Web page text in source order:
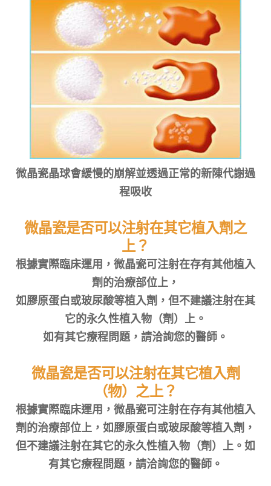
微晶瓷晶球會緩慢的崩解並透過正常的新陳代謝過
程吸收
微晶瓷是否可以注射在其它植入劑之
上？
根據實際臨床運用，微晶瓷可注射在存有其他植入
劑的治療部位上，
如膠原蛋白或玻尿酸等植入劑，但不建議注射在其
它的永久性植入物（劑）上。
如有其它療程問題，請洽詢您的醫師。
微晶瓷是否可以注射在其它植入劑
（物）之上？
根據實際臨床運用，微晶瓷可注射在存有其他植入
劑的治療部位上，如膠原蛋白或玻尿酸等植入劑，
但不建議注射在其它的永久性植入物（劑）上。如
有其它療程問題，請洽詢您的醫師。